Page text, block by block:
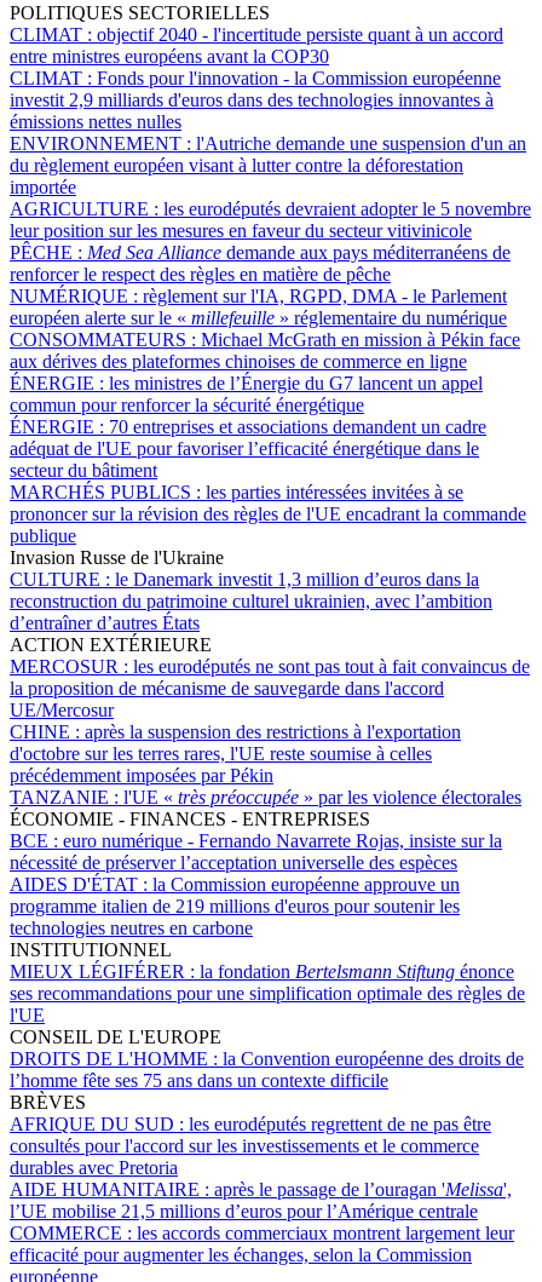
POLITIQUES SECTORIELLES
CLIMAT : objectif 2040 - l'incertitude persiste quant à un accord
entre ministres européens avant la COP30
CLIMAT : Fonds pour l'innovation - la Commission européenne
investit 2,9 milliards d'euros dans des technologies innovantes à
émissions nettes nulles
ENVIRONNEMENT : l'Autriche demande une suspension d'un an
du règlement européen visant à lutter contre la déforestation
importée
AGRICULTURE : les eurodéputés devraient adopter le 5 novembre
leur position sur les mesures en faveur du secteur vitivinicole
PÊCHE : Med Sea Alliance demande aux pays méditerranéens de
renforcer le respect des règles en matière de pêche
NUMÉRIQUE : règlement sur l'IA, RGPD, DMA - le Parlement
européen alerte sur le « millefeuille » réglementaire du numérique
CONSOMMATEURS : Michael McGrath en mission à Pékin face
aux dérives des plateformes chinoises de commerce en ligne
ÉNERGIE : les ministres de l’Énergie du G7 lancent un appel
commun pour renforcer la sécurité énergétique
ÉNERGIE : 70 entreprises et associations demandent un cadre
adéquat de l'UE pour favoriser l’efficacité énergétique dans le
secteur du bâtiment
MARCHÉS PUBLICS : les parties intéressées invitées à se
prononcer sur la révision des règles de l'UE encadrant la commande
publique
Invasion Russe de l'Ukraine
CULTURE : le Danemark investit 1,3 million d’euros dans la
reconstruction du patrimoine culturel ukrainien, avec l’ambition
d’entraîner d’autres États
ACTION EXTÉRIEURE
MERCOSUR : les eurodéputés ne sont pas tout à fait convaincus de
la proposition de mécanisme de sauvegarde dans l'accord
UE/Mercosur
CHINE : après la suspension des restrictions à l'exportation
d'octobre sur les terres rares, l'UE reste soumise à celles
précédemment imposées par Pékin
TANZANIE : l'UE « très préoccupée » par les violence électorales
ÉCONOMIE - FINANCES - ENTREPRISES
BCE : euro numérique - Fernando Navarrete Rojas, insiste sur la
nécessité de préserver l’acceptation universelle des espèces
AIDES D'ÉTAT : la Commission européenne approuve un
programme italien de 219 millions d'euros pour soutenir les
technologies neutres en carbone
INSTITUTIONNEL
MIEUX LÉGIFÉRER : la fondation Bertelsmann Stiftung énonce
ses recommandations pour une simplification optimale des règles de
l'UE
CONSEIL DE L'EUROPE
DROITS DE L'HOMME : la Convention européenne des droits de
l’homme fête ses 75 ans dans un contexte difficile
BRÈVES
AFRIQUE DU SUD : les eurodéputés regrettent de ne pas être
consultés pour l'accord sur les investissements et le commerce
durables avec Pretoria
AIDE HUMANITAIRE : après le passage de l’ouragan 'Melissa',
l’UE mobilise 21,5 millions d’euros pour l’Amérique centrale
COMMERCE : les accords commerciaux montrent largement leur
efficacité pour augmenter les échanges, selon la Commission
européenne